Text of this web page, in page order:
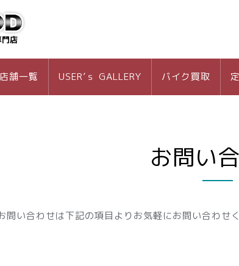
店舗一覧 USER’ｓ GALLERY バイク買取
お問い
い合わせは下記の項目よりお気軽にお問い合わせく